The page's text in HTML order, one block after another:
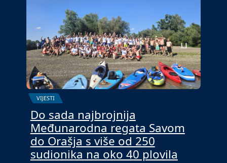
VIJESTI
Do sada najbrojnija
Međunarodna regata Savom
do Orašja s više od 250
sudionika na oko 40 plovila